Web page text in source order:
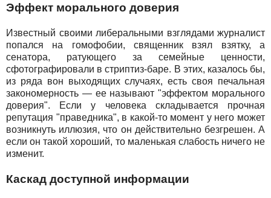
Эффект морального доверия
Известный своими либеральными взглядами журналист
попался на гомофобии, священник взял взятку, а
сенатора, ратующего за семейные ценности,
сфотографировали в стриптиз-баре. В этих, казалось бы,
из ряда вон выходящих случаях, есть своя печальная
закономерность — ее называют "эффектом морального
доверия". Если у человека складывается прочная
репутация "праведника", в какой-то момент у него может
возникнуть иллюзия, что он действительно безгрешен. А
если он такой хороший, то маленькая слабость ничего не
изменит.
Каскад доступной информации